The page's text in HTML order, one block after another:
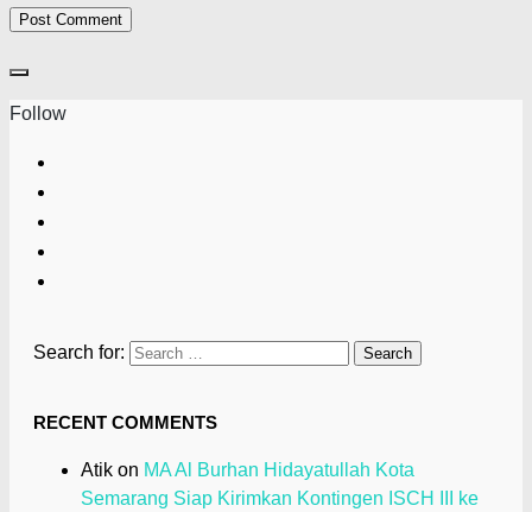
Follow
Search for:
RECENT COMMENTS
Atik on MA Al Burhan Hidayatullah Kota
Semarang Siap Kirimkan Kontingen ISCH III ke